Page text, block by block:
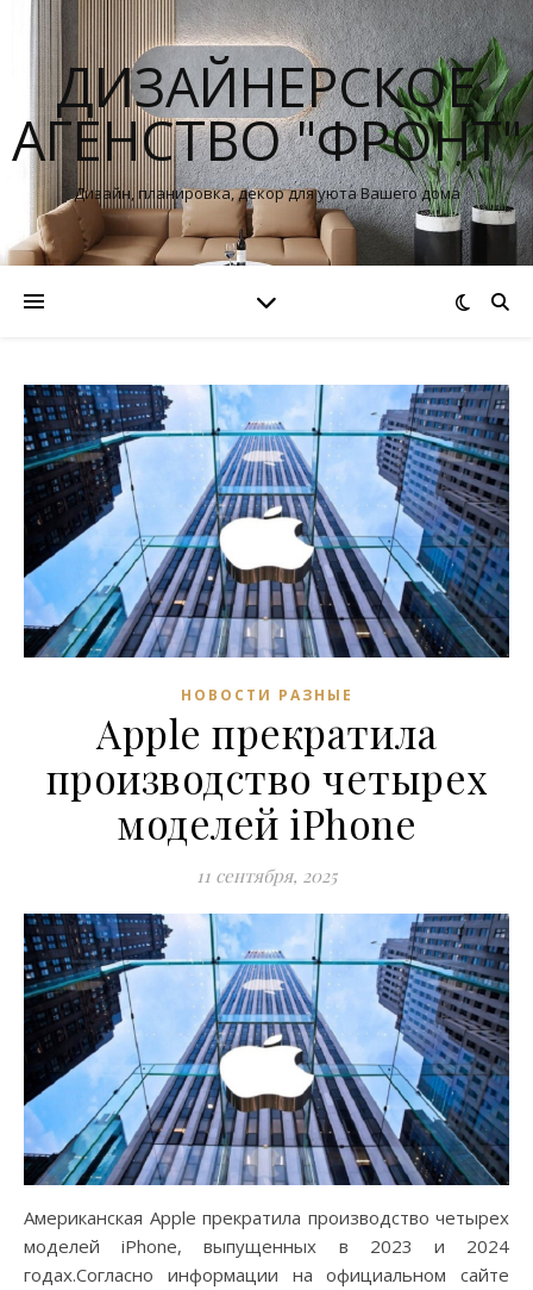
ДИЗАЙНЕРСКОЕ
АГЕНСТВО "ФРОНТ"
Дизайн, планировка, декор для уюта Вашего дома
НОВОСТИ РАЗНЫЕ
Apple прекратила
производство четырех
моделей iPhone
11 сентября, 2025
Американская Apple прекратила производство четырех
моделей iPhone, выпущенных в 2023 и 2024
годах.Согласно информации на официальном сайте